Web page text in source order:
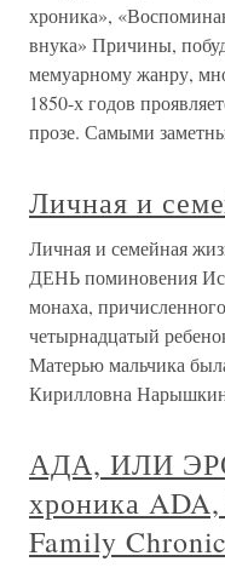
хроника»,
внука» Причины,
мемуарному жанру,
1850-х годов
прозе. Самыми
Личная и
Личная и семейная
ДЕНЬ поминовения
монаха,
четырнадцатый
Матерью мальчика
Кирилловна
АДА, ИЛИ
хроника
Family